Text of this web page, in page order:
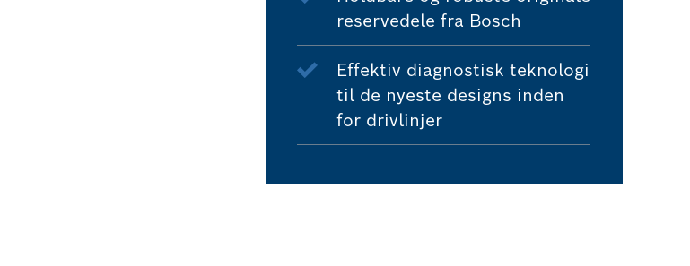
reservedele fra Bosch
Effektiv diagnostisk teknologi
til de nyeste designs inden
for drivlinjer